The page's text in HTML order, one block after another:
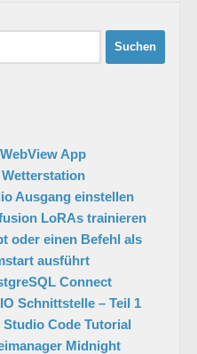
App
Ausgang einstellen
LoRAs trainieren
oder einen Befehl als
ausführt
Connect
Schnittstelle – Teil 1
Code Tutorial
Midnight